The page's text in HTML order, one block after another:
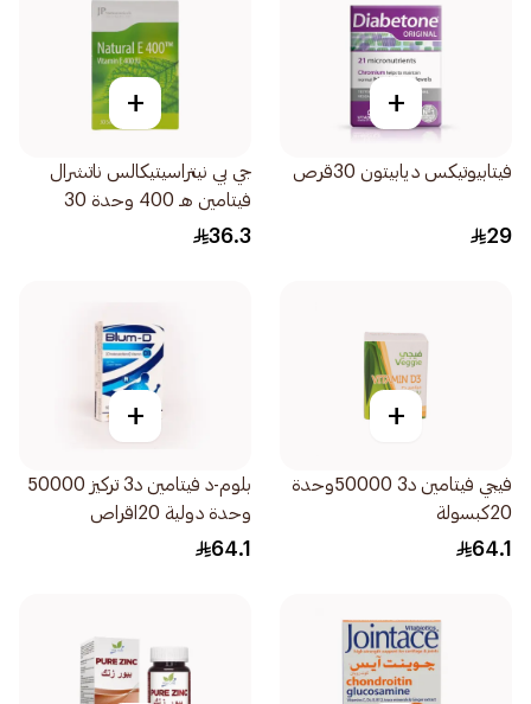
+
فيتابيوتيكس ديابيتون 30قرص
29
+
جي بي نيتراسيتيكالس ناتشرال
فيتامين هـ 400 وحدة 30
كبسولة
36.3
+
فيجي فيتامين د3 50000وحدة
20كبسولة
64.1
+
بلوم-د فيتامين د3 تركيز 50000
وحدة دولية 20اقراص
64.1